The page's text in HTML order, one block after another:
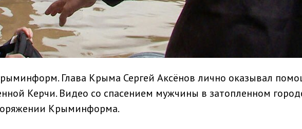
Глава Крыма Сергей Аксёнов лично оказывал
Керчи. Видео со спасением мужчины в затопленном
Крыминформа.